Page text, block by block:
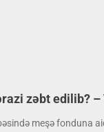
zəbt edilib? –
meşə fonduna